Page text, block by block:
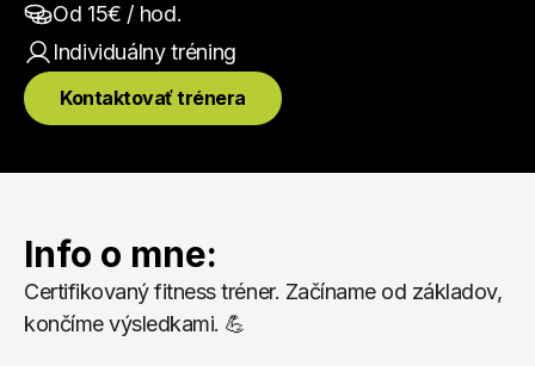
Od 15€ / hod.
Individuálny tréning
Kontaktovať trénera
Info o mne:
Certifikovaný fitness tréner. Začíname od základov,
končíme výsledkami. 💪